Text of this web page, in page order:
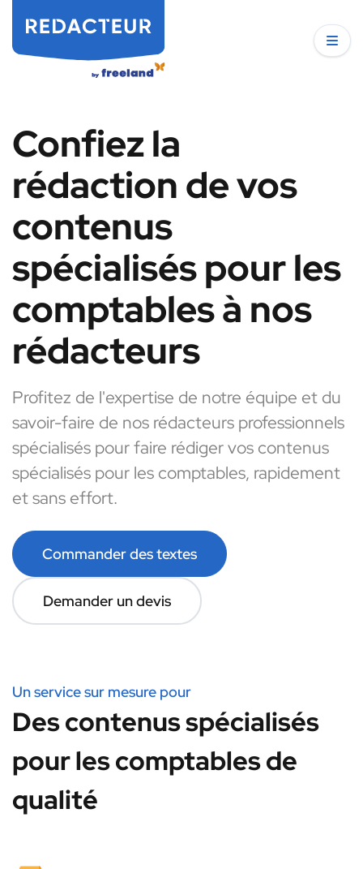
Confiez la
rédaction de vos
contenus
spécialisés pour les
comptables à nos
rédacteurs
Profitez de l'expertise de notre équipe et du
savoir-faire de nos rédacteurs professionnels
spécialisés pour faire rédiger vos contenus
spécialisés pour les comptables, rapidement
et sans effort.
Commander des textes
Demander un devis
Un service sur mesure pour
Des contenus spécialisés
pour les comptables de
qualité